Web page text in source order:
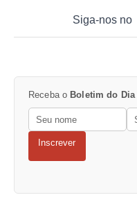
Siga-nos no
Receba o Boletim do Dia
Inscrever